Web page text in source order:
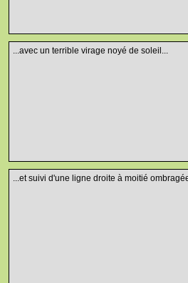
...avec un terrible virage noyé de soleil...
...et suivi d'une ligne droite à moitié